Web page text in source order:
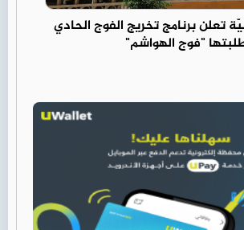
تعلن برنامج تخريج الفوج الحادي
"فوج الهواشم"